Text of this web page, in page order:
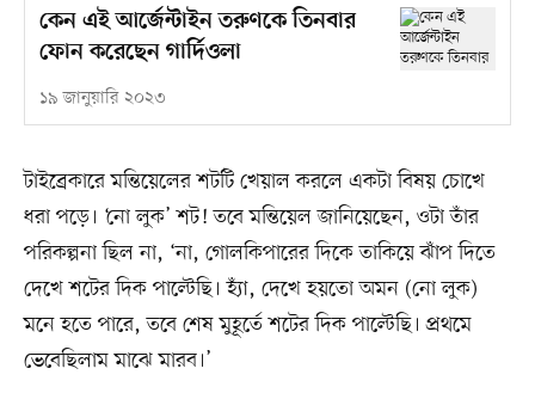
কেন এই আর্জেন্টাইন তরুণকে তিনবার
ফোন করেছেন গার্দিওলা
১৯ জানুয়ারি ২০২৩
টাইব্রেকারে মন্তিয়েলের শটটি খেয়াল করলে একটা বিষয় চোখে
ধরা পড়ে। ‘নো লুক’ শট! তবে মন্তিয়েল জানিয়েছেন, ওটা তাঁর
পরিকল্পনা ছিল না, ‘না, গোলকিপারের দিকে তাকিয়ে ঝাঁপ দিতে
দেখে শটের দিক পাল্টেছি। হ্যাঁ, দেখে হয়তো অমন (নো লুক)
মনে হতে পারে, তবে শেষ মুহূর্তে শটের দিক পাল্টেছি। প্রথমে
ভেবেছিলাম মাঝে মারব।’